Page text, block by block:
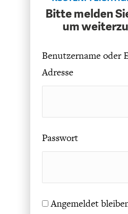
ABO/
ECONOMISTS
Bitte melden
um
Benutzername oder
Adresse
Passwort
Angemeldet